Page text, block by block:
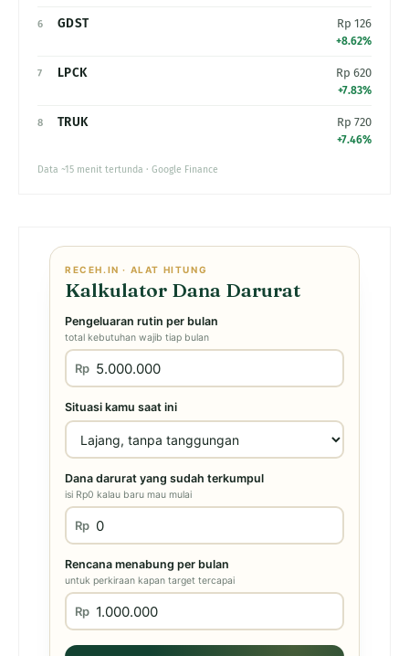
6 GDST Rp 126
+8.62%
7 LPCK Rp 620
+7.83%
8 TRUK Rp 720
+7.46%
Data ~15 menit tertunda · Google Finance
RECEH.IN · ALAT HITUNG
Kalkulator Dana Darurat
Pengeluaran rutin per bulan
total kebutuhan wajib tiap bulan
Rp
Situasi kamu saat ini
Dana darurat yang sudah terkumpul
isi Rp0 kalau baru mau mulai
Rp
Rencana menabung per bulan
untuk perkiraan kapan target tercapai
Rp